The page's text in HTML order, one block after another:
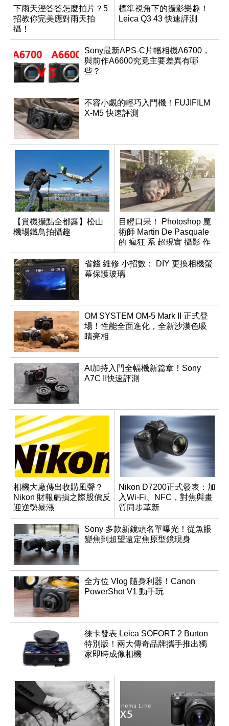
下雨天溼答答怎麼拍片？5
招教你完美應對雨天拍
攝！
標準視角下的攝影樂趣！
Leica Q3 43 快速評測
Sony最新APS-C片幅相機A6700，
與前作A6600究竟主要差異有哪
些？
不容小覷的輕巧入門機！FUJIFILM
X-M5 快速評測
【賞機攝點全都露】松山
機場鐵鳥拍攝趣
目瞪口呆！ Photoshop 魔
術師 Martin De Pasquale
的 瘋狂 系 超現實 攝影 作
品
省錢 維修 小招數： DIY 更換相機螢
幕保護玻璃
OM SYSTEM OM-5 Mark II 正式登
場！性能全面進化，全新沙漠色吸
睛亮相
AI加持入門全幅機新篇章！Sony
A7C II快速評測
相機大廠傳出收購風聲？
Nikon 財報虧損之際股價反
迎逆勢暴漲
Nikon D7200正式發表：加
入Wi-Fi、NFC，對焦與畫
質同步革新
Sony 多款新鏡頭名單曝光！從魚眼
變焦到超望遠定焦原型鏡現身
全方位 Vlog 隨身利器！Canon
PowerShot V1 動手玩
徠卡發表 Leica SOFORT 2 Burton
特別版！兩大傳奇品牌攜手推出獨
家即時成像相機